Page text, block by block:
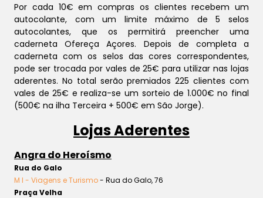
Por cada 10€ em compras os clientes recebem um
autocolante, com um limite máximo de 5 selos
autocolantes, que os permitirá preencher uma
caderneta Ofereça Açores. Depois de completa a
caderneta com os selos das cores correspondentes,
pode ser trocada por vales de 25€ para utilizar nas lojas
aderentes. No total serão premiados 225 clientes com
vales de 25€ e realiza-se um sorteio de 1.000€ no final
(500€ na ilha Terceira + 500€ em São Jorge).
Lojas Aderentes
Angra do Heroísmo
Rua do Galo
M I - Viagens e Turismo- Rua do Galo, 76
Praça Velha